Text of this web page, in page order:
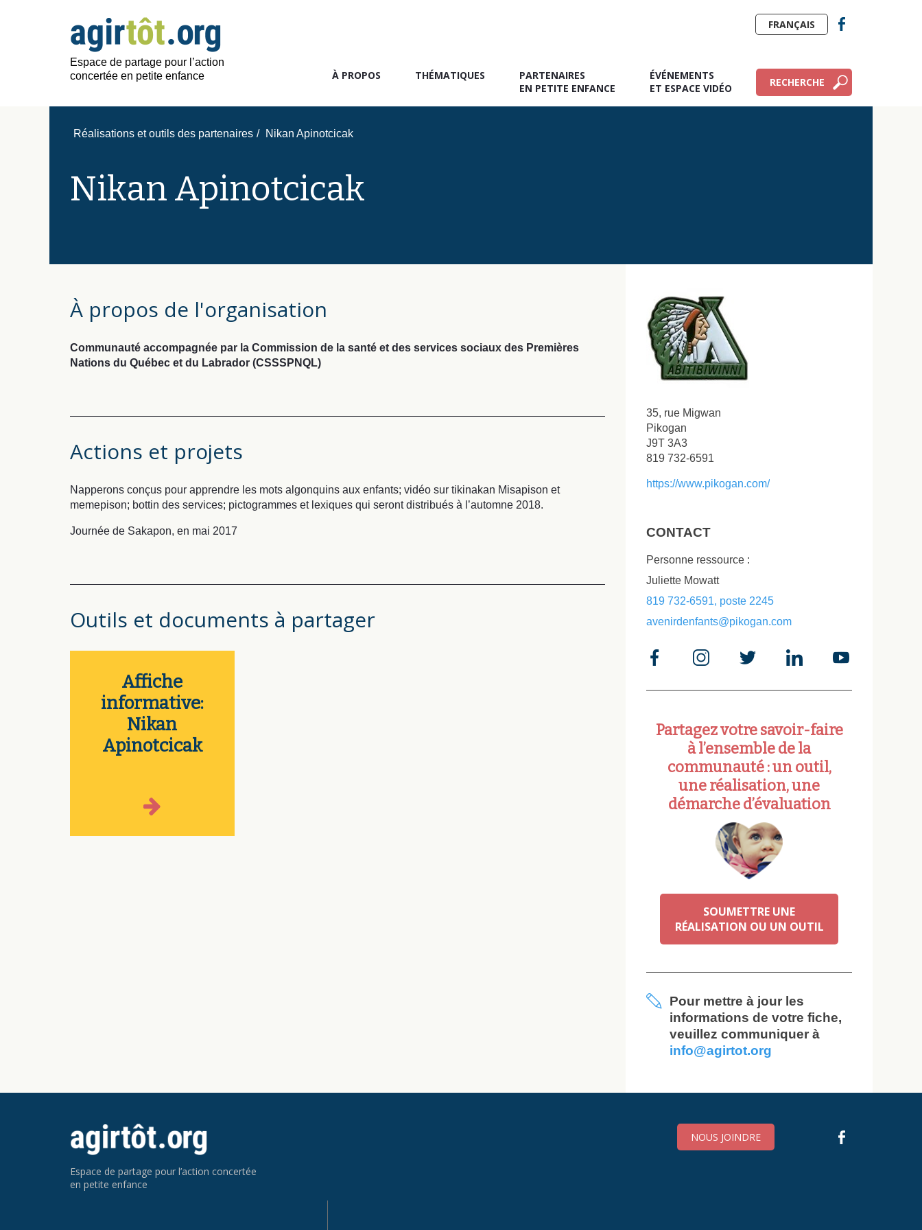
Espace de partage pour l’action
concertée en petite enfance
À PROPOS THÉMATIQUES
PARTENAIRES
EN PETITE ENFANCE
ÉVÉNEMENTS
ET ESPACE VIDÉO
RECHERCHE
FRANÇAIS
Réalisations et outils des partenaires / Nikan Apinotcicak
Nikan Apinotcicak
À propos de l'organisation
Communauté accompagnée par la Commission de la santé et des services sociaux des Premières
Nations du Québec et du Labrador (CSSSPNQL)
Actions et projets
Napperons conçus pour apprendre les mots algonquins aux enfants; vidéo sur tikinakan Misapison et
memepison; bottin des services; pictogrammes et lexiques qui seront distribués à l’automne 2018.
Journée de Sakapon, en mai 2017
Outils et documents à partager
Affiche
informative:
Nikan
Apinotcicak
35, rue Migwan
Pikogan
J9T 3A3
819 732-6591
https://www.pikogan.com/
CONTACT
Personne ressource :
Juliette Mowatt
819 732-6591, poste 2245
avenirdenfants@pikogan.com
Partagez votre savoir-faire
à l’ensemble de la
communauté : un outil,
une réalisation, une
démarche d’évaluation
SOUMETTRE UNE
RÉALISATION OU UN OUTIL
Pour mettre à jour les
informations de votre fiche,
veuillez communiquer à
info@agirtot.org
Espace de partage pour l’action concertée
en petite enfance
NOUS JOINDRE